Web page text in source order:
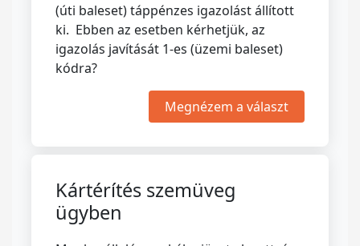
(úti baleset) táppénzes igazolást állított
ki. Ebben az esetben kérhetjük, az
igazolás javítását 1-es (üzemi baleset)
kódra?
Megnézem a választ
Kártérítés szemüveg
ügyben